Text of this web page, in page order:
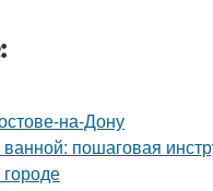
на-Дону
пошаговая